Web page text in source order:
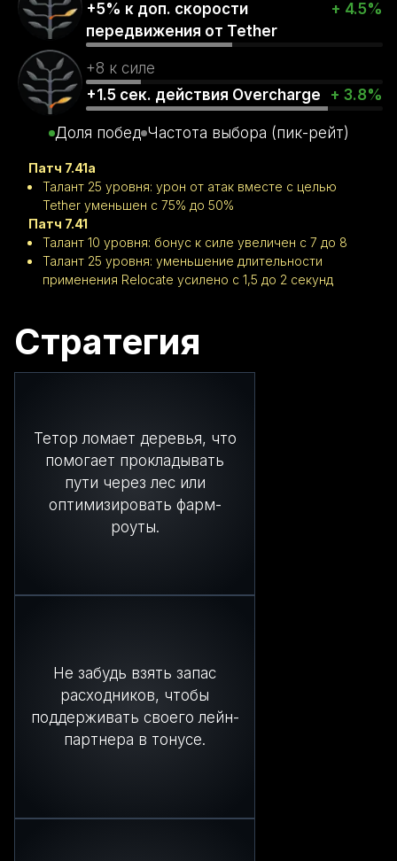
+5% к доп. скорости
передвижения от Tether
+ 4.5%
+8 к силе
+1.5 сек. действия Overcharge
+ 3.8%
Доля побед Частота выбора (пик-рейт)
Патч 7.41a
Талант 25 уровня: урон от атак вместе с целью
Tether уменьшен с 75% до 50%
Патч 7.41
Талант 10 уровня: бонус к силе увеличен с 7 до 8
Талант 25 уровня: уменьшение длительности
применения Relocate усилено с 1,5 до 2 секунд
Стратегия
Тетор ломает деревья, что
помогает прокладывать
пути через лес или
оптимизировать фарм-
роуты.
Не забудь взять запас
расходников, чтобы
поддерживать своего лейн-
партнера в тонусе.